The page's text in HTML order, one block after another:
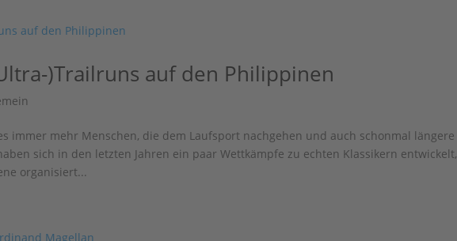
)Trailruns auf den Philippinen
immer mehr Menschen, die dem Laufsport nachgehen und auch schonmal längere
sich in den letzten Jahren ein paar Wettkämpfe zu echten Klassikern entwickelt,
organisiert...